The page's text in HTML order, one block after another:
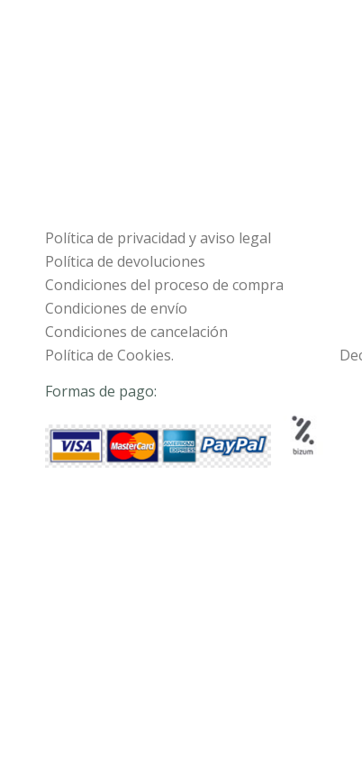
Política de privacidad y aviso legal
Política de devoluciones
Condiciones del proceso de compra
Condiciones de envío
Condiciones de cancelación
Política de Cookies.
Formas de pago: